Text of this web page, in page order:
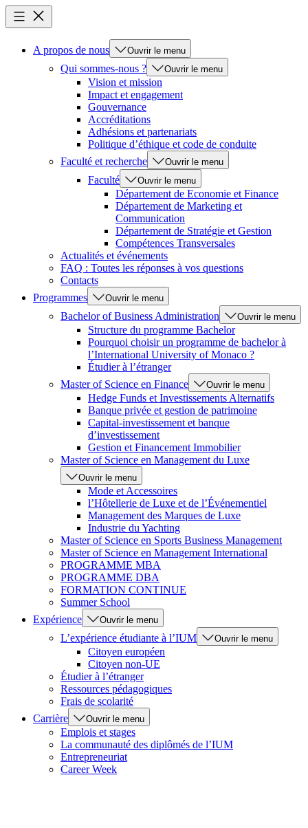
A propos de nous Ouvrir le menu
Qui sommes-nous ? Ouvrir le menu
Vision et mission
Impact et engagement
Gouvernance
Accréditations
Adhésions et partenariats
Politique d’éthique et code de conduite
Faculté et recherche
Ouvrir le menu
Faculté Ouvrir le menu
Département de Economie et Finance
Département de Marketing et
Communication
Département de Stratégie et Gestion
Compétences Transversales
Actualités et événements
FAQ : Toutes les réponses à vos questions
Contacts
Programmes
Ouvrir le menu
Bachelor of Business Administration Ouvrir le menu
Structure du programme Bachelor
Pourquoi choisir un programme de bachelor à
l’International University of Monaco ?
Étudier à l’étranger
Master of Science en Finance
Ouvrir le menu
Hedge Funds et Investissements Alternatifs
Banque privée et gestion de patrimoine
Capital-investissement et banque
d’investissement
Gestion et Financement Immobilier
Master of Science en Management du Luxe
Ouvrir le menu
Mode et Accessoires
l’Hôtellerie de Luxe et de l’Événementiel
Management des Marques de Luxe
Industrie du Yachting
Master of Science en Sports Business Management
Master of Science en Management International
PROGRAMME MBA
PROGRAMME DBA
FORMATION CONTINUE
Summer School
Expérience
Ouvrir le menu
L’expérience étudiante à l’IUM Ouvrir le menu
Citoyen européen
Citoyen non-UE
Étudier à l’étranger
Ressources pédagogiques
Frais de scolarité
Carrière
Ouvrir le menu
Emplois et stages
La communauté des diplômés de l’IUM
Entrepreneuriat
Career Week